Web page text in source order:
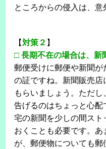
ところからの侵入は、意
【対策２ 】
□長期不在の場合は、新
郵便受けに郵便や新聞
の証ですね。新聞販売店
もらいましょう。ただ
告げるのはちょっと心
宅の新聞を少しの間スト
おくことも必要です。
が、郵便物についても